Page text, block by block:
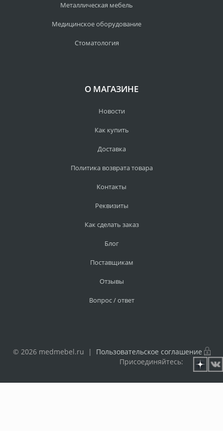
Металлическая мебель
Медицинское оборудование
Стоматология
О МАГАЗИНЕ
Новости
Как купить
Доставка
Политика возврата товара
Контакты
Реквизиты
Как сделать заказ
Блог
Поставщикам
Отзывы
Вопрос / ответ
© 2026 medmebel.ru | Пользовательское соглашение
Присоединяйтесь: